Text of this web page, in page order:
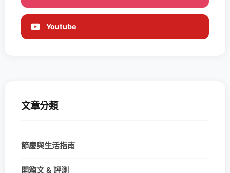
Youtube
文章分類
節慶與生活指南
開箱文 & 評測